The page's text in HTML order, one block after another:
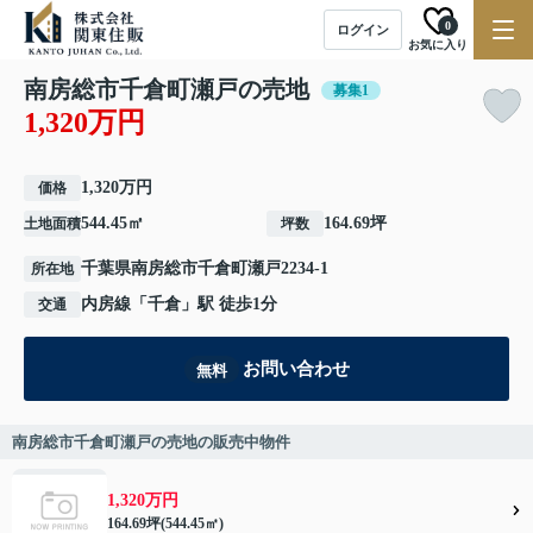
ログイン
お気に入り
0
南房総市千倉町瀬戸の売地 募集1
1,320万円
価格 1,320万円
土地面積544.45㎡ 坪数 164.69坪
所在地 千葉県南房総市千倉町瀬戸2234-1
交通 内房線 「 千倉 」駅 徒歩1分
無料 お問い合わせ
南房総市千倉町瀬戸の売地の販売中物件
1,320万円
164.69坪(544.45㎡)